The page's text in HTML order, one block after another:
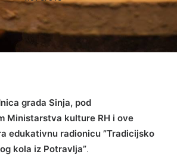
grada Sinja, pod
Ministarstva kulture RH i ove
edukativnu radionicu ”Tradicijsko
kola iz Potravlja”.